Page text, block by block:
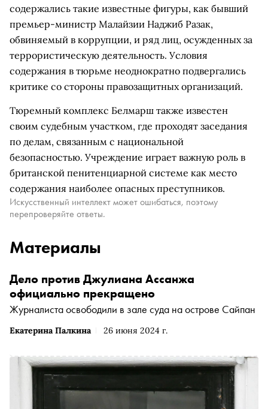
содержались такие известные фигуры, как бывший
премьер-министр Малайзии Наджиб Разак,
обвиняемый в коррупции, и ряд лиц, осужденных за
террористическую деятельность. Условия
содержания в тюрьме неоднократно подвергались
критике со стороны правозащитных организаций.
Тюремный комплекс Белмарш также известен
своим судебным участком, где проходят заседания
по делам, связанным с национальной
безопасностью. Учреждение играет важную роль в
британской пенитенциарной системе как место
содержания наиболее опасных преступников.
Искусственный интеллект может ошибаться, поэтому
перепроверяйте ответы.
Материалы
Екатерина Палкина 26 июня 2024 г.
Дело против Джулиана Ассанжа
официально прекращено
Журналиста освободили в зале суда на острове Сайпан